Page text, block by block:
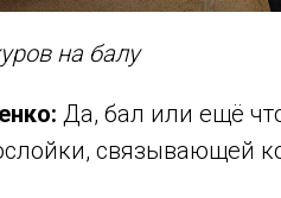
на балу
Да, бал или ещё
связывающей